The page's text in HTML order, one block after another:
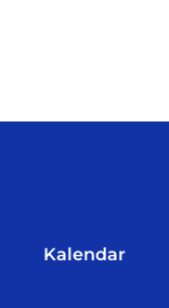
Kalendar